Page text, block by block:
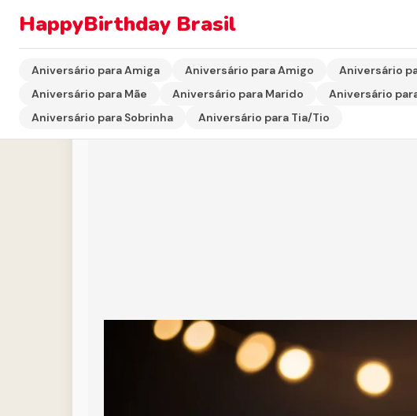
HappyBirthday Brasil
Aniversário para Amiga Aniversário para Amigo Aniversário
Aniversário para Mãe
Aniversário para Marido Aniversário
Aniversário para Sobrinha
Aniversário para Tia/Tio